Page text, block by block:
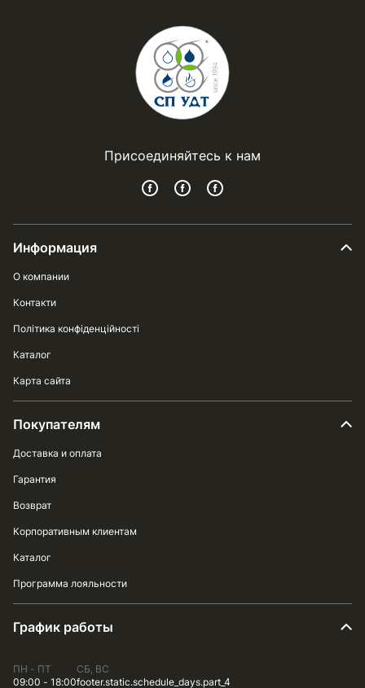
Присоединяйтесь к нам
Информация
О компании
Контакти
Політика конфіденційності
Каталог
Карта сайта
Покупателям
Доставка и оплата
Гарантия
Возврат
Корпоративным клиентам
Каталог
Программа лояльности
График работы
ПН - ПТ
09:00 - 18:00
СБ, ВС
footer.static.schedule_days.part_4